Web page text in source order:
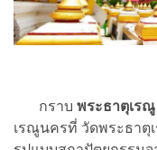
กราบ พระธาตุเรณู
เรณูนครที่ วัดพระธาตุ